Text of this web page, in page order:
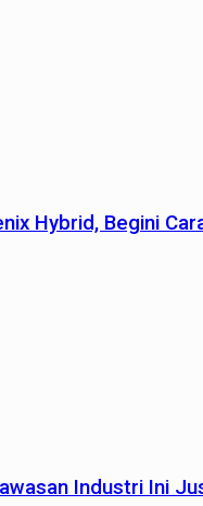
Hybrid, Begini
Industri Ini